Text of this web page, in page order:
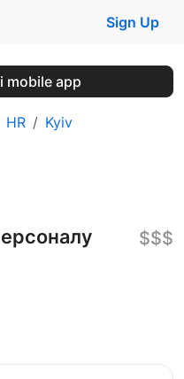
Sign Up
mobile app
HR Kyiv
$$$